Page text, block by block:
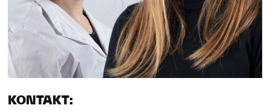
KONTAKT: